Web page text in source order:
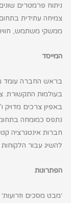
ניתוח פרמטרים
צמיחה עתידית
ממשקי משתמש,
המייסד
בראש החברה עומד מר
בעולמות התקשורת.
באפיון צרכים מדויק
נתפס כמומחה בתחומי
חברות אינטגרציה
להשיג עבור
הפתרונות
׳מבט מסכים וזרועות׳